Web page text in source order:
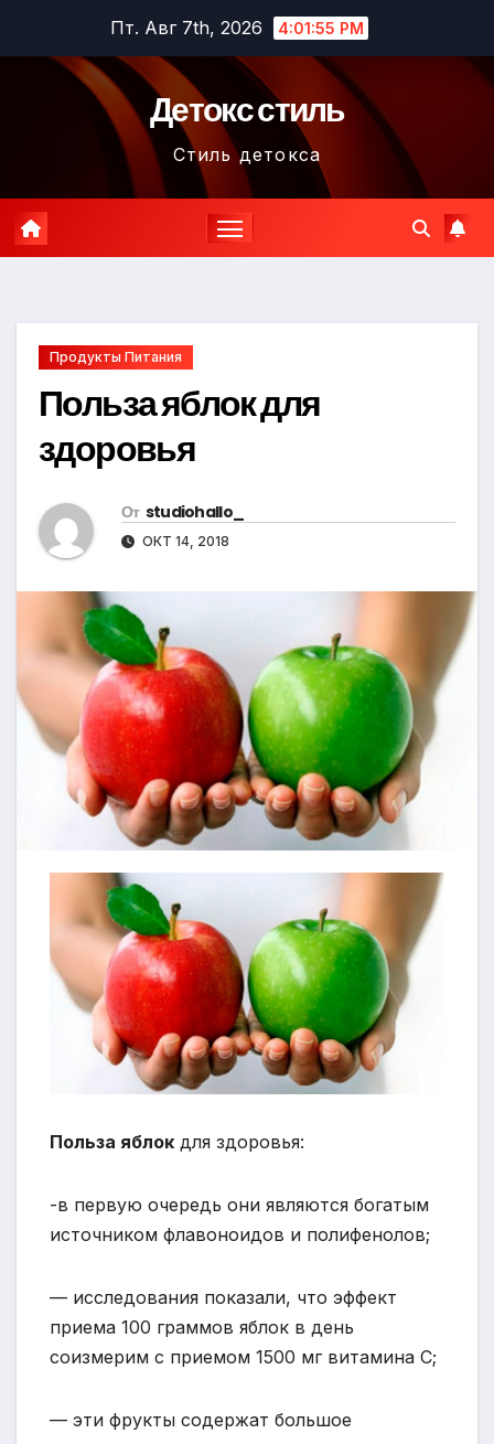
содержимому
Пт. Авг 7th, 2026 4:01:57 PM
Детокс стиль
Стиль детокса
Продукты Питания
Польза яблок для
здоровья
От studiohallo_
ОКТ 14, 2018
Польза яблок для здоровья:
-в первую очередь они являются богатым
источником флавоноидов и полифенолов;
— исследования показали, что эффект
приема 100 граммов яблок в день
соизмерим с приемом 1500 мг витамина С;
— эти фрукты содержат большое